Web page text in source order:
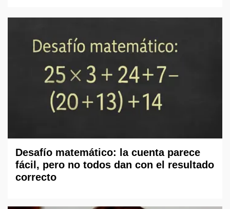
Desafío matemático: la cuenta parece
fácil, pero no todos dan con el resultado
correcto